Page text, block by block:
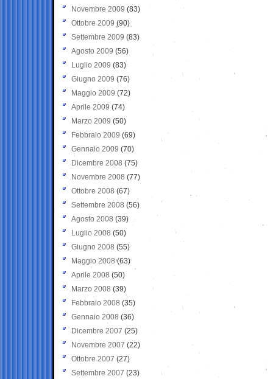
Novembre 2009 (83)
Ottobre 2009 (90)
Settembre 2009 (83)
Agosto 2009 (56)
Luglio 2009 (83)
Giugno 2009 (76)
Maggio 2009 (72)
Aprile 2009 (74)
Marzo 2009 (50)
Febbraio 2009 (69)
Gennaio 2009 (70)
Dicembre 2008 (75)
Novembre 2008 (77)
Ottobre 2008 (67)
Settembre 2008 (56)
Agosto 2008 (39)
Luglio 2008 (50)
Giugno 2008 (55)
Maggio 2008(63)
Aprile 2008 (50)
Marzo 2008 (39)
Febbraio 2008 (35)
Gennaio 2008 (36)
Dicembre 2007 (25)
Novembre 2007 (22)
Ottobre 2007 (27)
Settembre 2007 (23)